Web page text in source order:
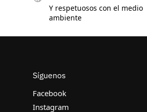
Y respetuosos con el medio
ambiente
Síguenos
Facebook
Instagram